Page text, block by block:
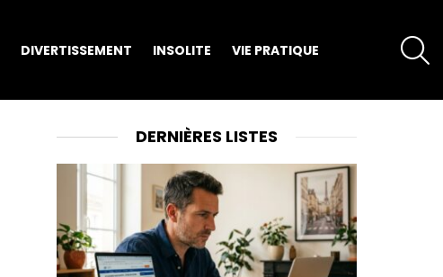
DIVERTISSEMENT INSOLITE VIE PRATIQUE
DERNIÈRES LISTES